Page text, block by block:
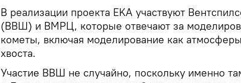
В реализации проекта EKA участвуют
(ВВШ) и ВМРЦ, которые отвечают за
кометы, включая моделирование как
хвоста.
Участие ВВШ не случайно, поскольку именно